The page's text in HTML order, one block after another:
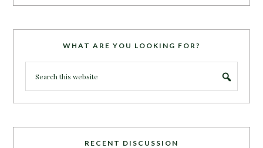
WHAT ARE YOU LOOKING FOR?
RECENT DISCUSSION